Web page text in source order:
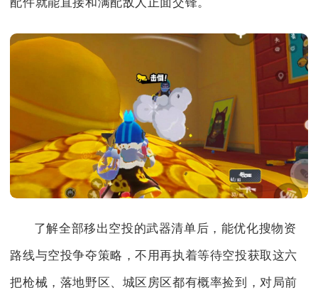
了解全部移出空投的武器清单后，能优化搜物资
路线与空投争夺策略，不用再执着等待空投获取这六
把枪械，落地野区、城区房区都有概率捡到，对局前